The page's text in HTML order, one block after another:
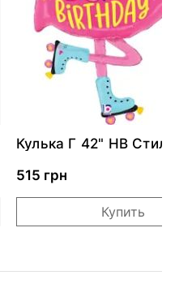
Кулька Г 42" НВ
515 грн
Купить